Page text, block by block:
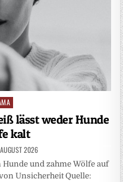
lässt weder Hunde
kalt
2026
und zahme Wölfe auf
Unsicherheit Quelle: